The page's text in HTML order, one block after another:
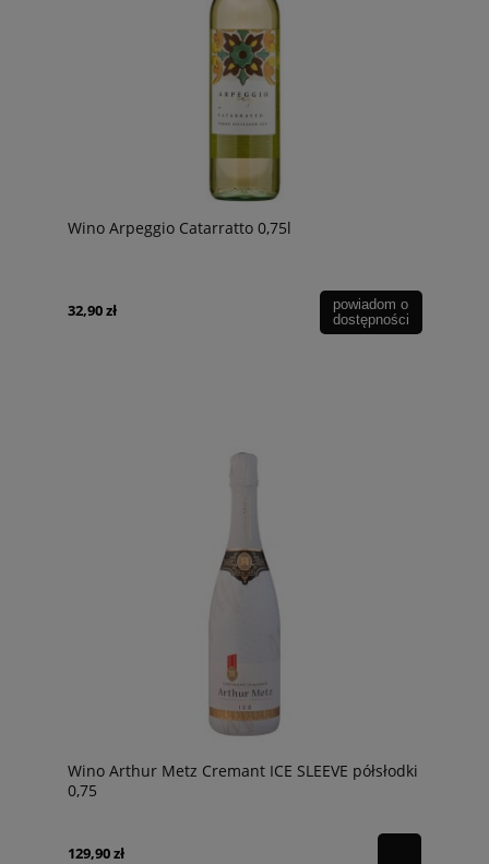
Wino Arpeggio Catarratto 0,75l
32,90 zł
powiadom o
dostępności
Wino Arthur Metz Cremant ICE SLEEVE półsłodki
0,75
129,90 zł